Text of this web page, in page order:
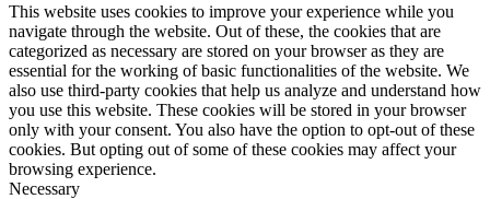
This website uses cookies to improve your experience while you
navigate through the website. Out of these, the cookies that are
categorized as necessary are stored on your browser as they are
essential for the working of basic functionalities of the website. We
also use third-party cookies that help us analyze and understand how
you use this website. These cookies will be stored in your browser
only with your consent. You also have the option to opt-out of these
cookies. But opting out of some of these cookies may affect your
browsing experience.
Necessary